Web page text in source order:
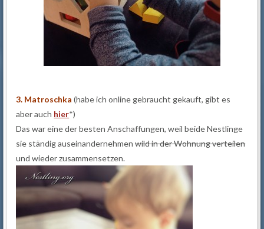
3. Matroschka (habe ich online gebraucht gekauft, gibt es
aber auch hier*)
Das war eine der besten Anschaffungen, weil beide Nestlinge
sie ständig auseinandernehmenwild in der Wohnung verteilen
und wieder zusammensetzen.